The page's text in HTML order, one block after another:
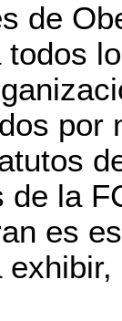
de
por
de la
es